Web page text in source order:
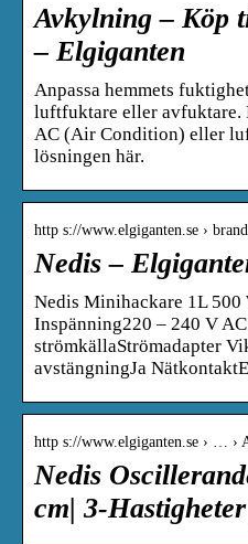
Avkylning – Köp
– Elgiganten
Anpassa hemmets
luftfuktare eller avfuktare.
AC (Air Condition) eller
lösningen här.
http s://www.elgiganten.se ›
Nedis –
Nedis Minihackare 1L 500
Inspänning220 – 240 V
strömkällaStrömadapter
avstängningJa
http s://www.elgiganten.se › … ›
Nedis
cm| 3-